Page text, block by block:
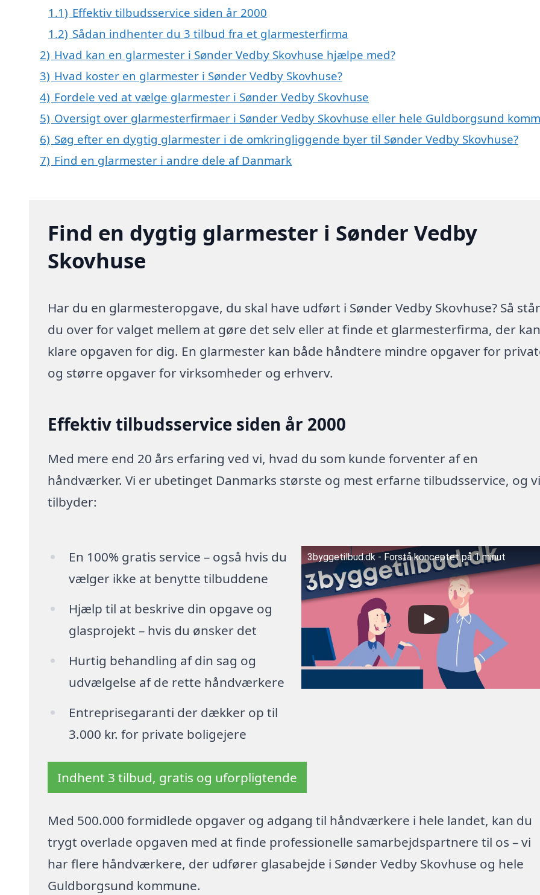
1.1) Effektiv tilbudsservice siden år 2000
1.2) Sådan indhenter du 3 tilbud fra et glarmesterfirma
2) Hvad kan en glarmester i Sønder Vedby Skovhuse hjælpe med?
3) Hvad koster en glarmester i Sønder Vedby Skovhuse?
4) Fordele ved at vælge glarmester i Sønder Vedby Skovhuse
5) Oversigt over glarmesterfirmaer i Sønder Vedby Skovhuse eller hele Guldborgsund
6) Søg efter en dygtig glarmester i de omkringliggende byer til Sønder Vedby Skovhuse?
7) Find en glarmester i andre dele af Danmark
Find en dygtig glarmester i Sønder Vedby
Skovhuse
Har du en glarmesteropgave, du skal have udført i Sønder Vedby Skovhuse? Så
du over for valget mellem at gøre det selv eller at finde et glarmesterfirma, der
klare opgaven for dig. En glarmester kan både håndtere mindre opgaver for
og større opgaver for virksomheder og erhverv.
Effektiv tilbudsservice siden år 2000
Med mere end 20 års erfaring ved vi, hvad du som kunde forventer af en
håndværker. Vi er ubetinget Danmarks største og mest erfarne tilbudsservice, og
tilbyder:
En 100% gratis service – også hvis du
vælger ikke at benytte tilbuddene
Hjælp til at beskrive din opgave og
glasprojekt – hvis du ønsker det
Hurtig behandling af din sag og
udvælgelse af de rette håndværkere
Entreprisegaranti der dækker op til
3.000 kr. for private boligejere
3byggetilbud.dk - Forstå konceptet på 1 minut
Indhent 3 tilbud, gratis og uforpligtende
Med 500.000 formidlede opgaver og adgang til håndværkere i hele landet, kan du
trygt overlade opgaven med at finde professionelle samarbejdspartnere til os – vi
har flere håndværkere, der udfører glasabejde i Sønder Vedby Skovhuse og hele
Guldborgsund kommune.